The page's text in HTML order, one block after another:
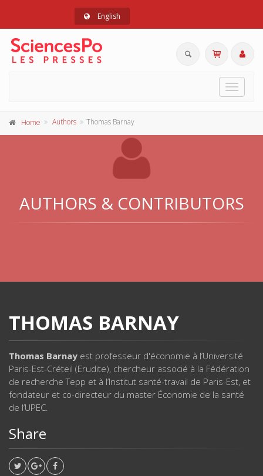
English
Toggle
Home Authors Thomas Barnay
AUTHORS & CONTRIBUTORS
THOMAS BARNAY
Thomas Barnay est professeur d'économie à l’Université
Paris-Est-Créteil (Erudite), chercheur associé à la Fédération
de recherche Tepp et à l’Institut santé-travail de Paris-Est, et
fondateur et co-directeur du master Économie de la santé
de l’UPEC.
Share